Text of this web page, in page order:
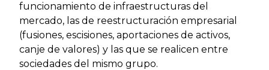
funcionamiento de infraestructuras del
mercado, las de reestructuración empresarial
(fusiones, escisiones, aportaciones de activos,
canje de valores) y las que se realicen entre
sociedades del mismo grupo.